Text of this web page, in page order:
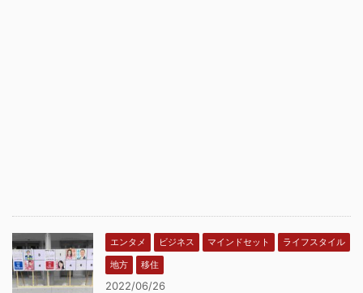
エンタメ ビジネス マインドセット
ライフスタイル
地方
移住
2022/06/26